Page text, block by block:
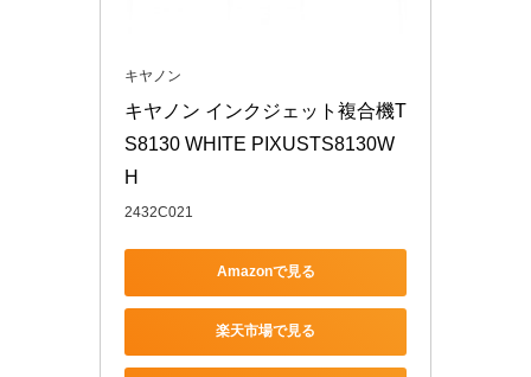
キヤノン
キヤノン インクジェット複合機T
S8130 WHITE PIXUSTS8130W
H
2432C021
Amazonで見る
楽天市場で見る